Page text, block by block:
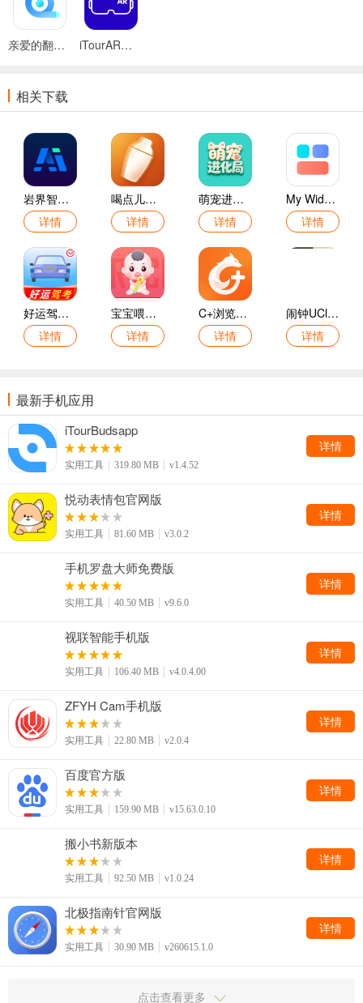
亲爱的翻译官免费版 iTourAR最新版
相关下载
岩界智慧守护手机版
详情
喝点儿最新版
详情
萌宠进化局免费版
详情
My Widget免费版
详情
好运驾考宝最新版
详情
宝宝喂养记录免费版
详情
C+浏览器手机版
详情
闹钟UClock桌面时钟免费版
详情
最新手机应用
iTourBudsapp
实用工具 319.80 MB v1.4.52
详情
悦动表情包官网版
实用工具 81.60 MB v3.0.2
详情
手机罗盘大师免费版
实用工具 40.50 MB v9.6.0
详情
视联智能手机版
实用工具 106.40 MB v4.0.4.00
详情
ZFYH Cam手机版
实用工具 22.80 MB v2.0.4
详情
百度官方版
实用工具 159.90 MB v15.63.0.10
详情
搬小书新版本
实用工具 92.50 MB v1.0.24
详情
北极指南针官网版
实用工具 30.90 MB v260615.1.0
详情
点击查看更多